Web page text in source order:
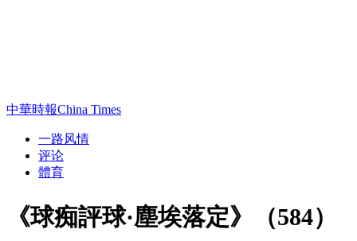
中華時報China Times
一路风情
评论
體育
《球痴評球·塵埃落定》（584）